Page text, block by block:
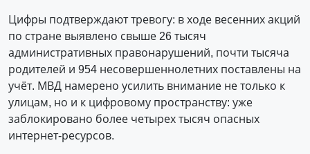
Цифры подтверждают тревогу: в ходе весенних акций
по стране выявлено свыше 26 тысяч
административных правонарушений, почти тысяча
родителей и 954 несовершеннолетних поставлены на
учёт. МВД намерено усилить внимание не только к
улицам, но и к цифровому пространству: уже
заблокировано более четырех тысяч опасных
интернет-ресурсов.